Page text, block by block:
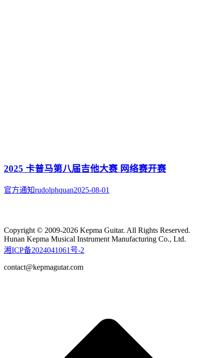
2025 卡普马第八届吉他大赛 网络赛开赛
官方通知rudolphquan2025-08-01
Copyright © 2009-2026 Kepma Guitar. All Rights Reserved.
Hunan Kepma Musical Instrument Manufacturing Co., Ltd.
湘ICP备2024041061号-2
contact@kepmagutar.com